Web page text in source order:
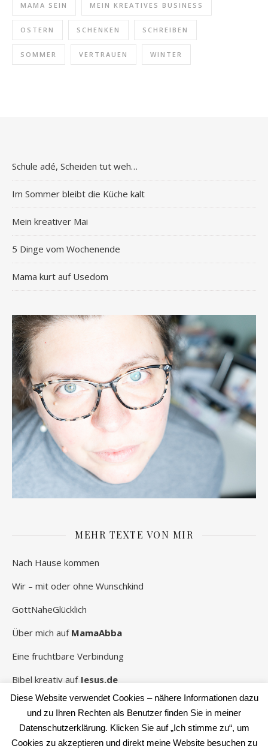
MAMA SEIN MEIN KREATIVES BUSINESS
OSTERN SCHENKEN SCHREIBEN
SOMMER VERTRAUEN WINTER
Schule adé, Scheiden tut weh…
Im Sommer bleibt die Küche kalt
Mein kreativer Mai
5 Dinge vom Wochenende
Mama kurt auf Usedom
MEHR TEXTE VON MIR
Nach Hause kommen
Wir – mit oder ohne Wunschkind
GottNaheGlücklich
Über mich auf MamaAbba
Eine fruchtbare Verbindung
Bibel kreativ auf Jesus.de
2026 Rebekka Schwaneberg ©
Diese Website verwendet Cookies – nähere Informationen dazu
und zu Ihren Rechten als Benutzer finden Sie in meiner
Datenschutzerklärung. Klicken Sie auf „Ich stimme zu“, um
Cookies zu akzeptieren und direkt meine Website besuchen zu